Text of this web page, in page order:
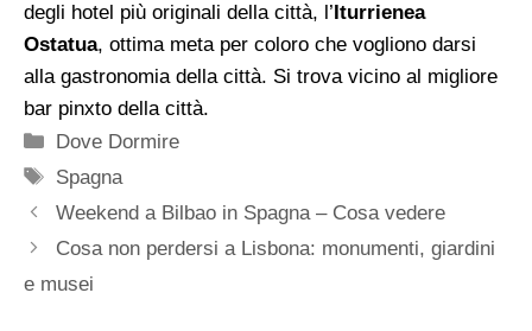
degli hotel più originali della città, l’ Iturrienea
Ostatua, ottima meta per coloro che vogliono darsi
alla gastronomia della città. Si trova vicino al migliore
bar pinxto della città.
Categorie
Dove Dormire
Tag
Spagna
Weekend a Bilbao in Spagna – Cosa vedere
Cosa non perdersi a Lisbona: monumenti, giardini
e musei